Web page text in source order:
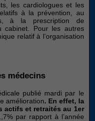
les cardiologues et les
à la prévention, au
à la prescription de
cabinet. Pour les autres
relatif à l’organisation
médecins
publié mardi par le
amélioration. En effet, la
actifs et retraités au 1er
par rapport à l’année